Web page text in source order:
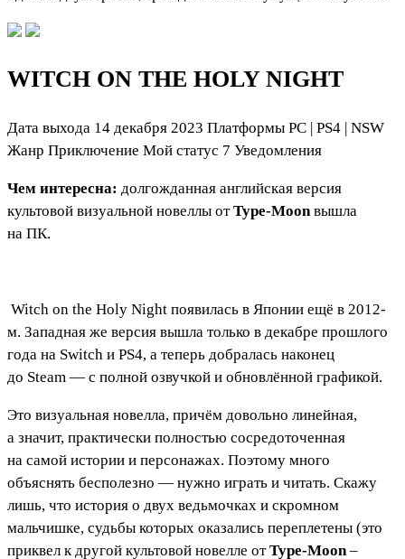
WITCH ON THE HOLY NIGHT
Дата выхода 14 декабря 2023 Платформы PC | PS4 | NSW
Жанр Приключение Мой статус 7 Уведомления
Чем интересна: долгожданная английская версия
культовой визуальной новеллы отType-Moon вышла
на ПК.
Witch on the Holy Night появилась в Японии ещё в 2012-
м. Западная же версия вышла только в декабре прошлого
года на Switch и PS4, а теперь добралась наконец
до Steam — с полной озвучкой и обновлённой графикой.
Это визуальная новелла, причём довольно линейная,
а значит, практически полностью сосредоточенная
на самой истории и персонажах. Поэтому много
объяснять бесполезно — нужно играть и читать. Скажу
лишь, что история о двух ведьмочках и скромном
мальчишке, судьбы которых оказались переплетены (это
приквел к другой культовой новелле отType-Moon –